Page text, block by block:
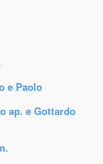
e Paolo
ap. e Gottardo